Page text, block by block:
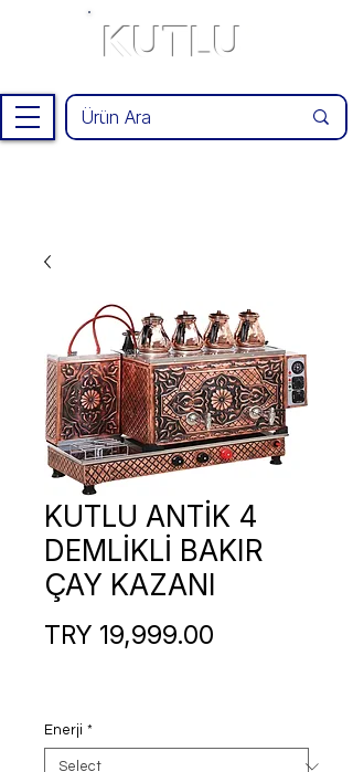
KUTLU
KUTLU ANTİK 4
DEMLİKLİ BAKIR
ÇAY KAZANI
TRY 19,999.00
Enerji *